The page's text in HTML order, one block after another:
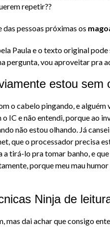
repetir??
pessoas próximas os
Paula e o texto original
pergunta, vou aproveitar pra
estou sem
o cabelo pingando, e
IC e não entendi, porque ao
não estou olhando. Já
que o processador precisa
a tirá-lo pra tomar banho, e
porque meu mau
Ninja de
mas dai achar que consigo